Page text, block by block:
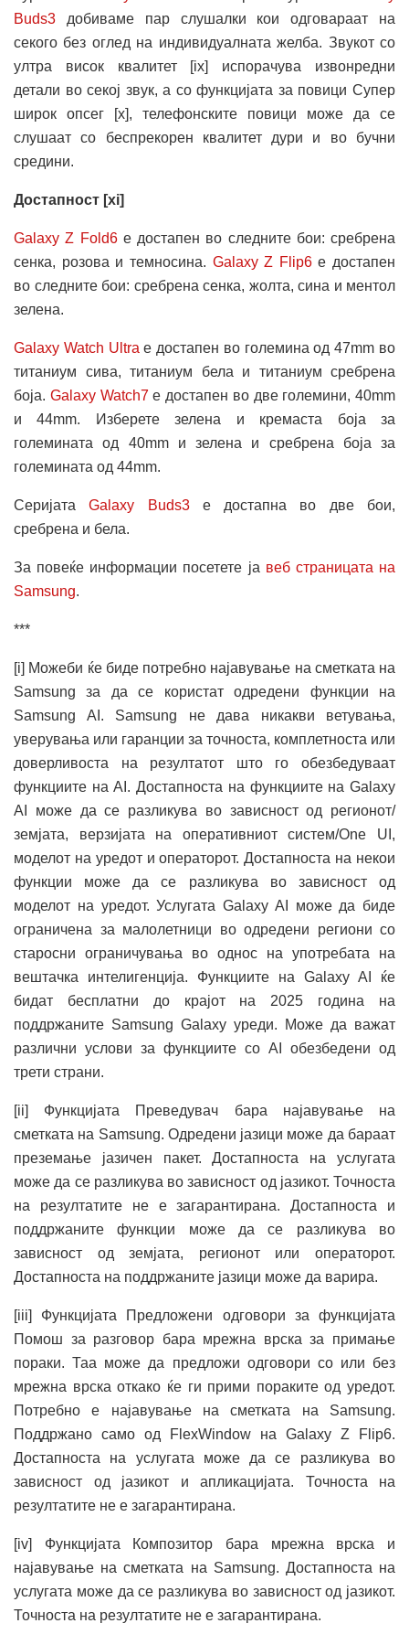
Buds3 добиваме пар слушалки кои одговараат на
секого без оглед на индивидуалната желба. Звукот со
ултра висок квалитет [ix] испорачува извонредни
детали во секој звук, а со функцијата за повици Супер
широк опсег [x], телефонските повици може да се
слушаат со беспрекорен квалитет дури и во бучни
средини.
Достапност [xi]
Galaxy Z Fold6е достапен во следните бои: сребрена
сенка, розова и темносина. Galaxy Z Flip6е достапен
во следните бои: сребрена сенка, жолта, сина и ментол
зелена.
Galaxy Watch Ultra е достапен во големина од 47mm во
титаниум сива, титаниум бела и титаниум сребрена
боја. Galaxy Watch7 е достапен во две големини, 40mm
и 44mm. Изберете зелена и кремаста боја за
големината од 40mm и зелена и сребрена боја за
големината од 44mm.
СеријатаGalaxy Buds3е достапна во две бои,
сребрена и бела.
За повеќе информации посетете ја веб страницата на
Samsung.
***
[i] Можеби ќе биде потребно најавување на сметката на
Samsung за да се користат одредени функции на
Samsung AI. Samsung не дава никакви ветувања,
уверувања или гаранции за точноста, комплетноста или
доверливоста на резултатот што го обезбедуваат
функциите на AI. Достапноста на функциите на Galaxy
AI може да се разликува во зависност од регионот/
земјата, верзијата на оперативниот систем/One UI,
моделот на уредот и операторот. Достапноста на некои
функции може да се разликува во зависност од
моделот на уредот. Услугата Galaxy AI може да биде
ограничена за малолетници во одредени региони со
старосни ограничувања во однос на употребата на
вештачка интелигенција. Функциите на Galaxy AI ќе
бидат бесплатни до крајот на 2025 година на
поддржаните Samsung Galaxy уреди. Може да важат
различни услови за функциите со AI обезбедени од
трети страни.
[ii] Функцијата Преведувач бара најавување на
сметката на Samsung. Одредени јазици може да бараат
преземање јазичен пакет. Достапноста на услугата
може да се разликува во зависност од јазикот. Точноста
на резултатите не е загарантирана. Достапноста и
поддржаните функции може да се разликува во
зависност од земјата, регионот или операторот.
Достапноста на поддржаните јазици може да варира.
[iii] Функцијата Предложени одговори за функцијата
Помош за разговор бара мрежна врска за примање
пораки. Таа може да предложи одговори со или без
мрежна врска откако ќе ги прими пораките од уредот.
Потребно е најавување на сметката на Samsung.
Поддржано само од FlexWindow на Galaxy Z Flip6.
Достапноста на услугата може да се разликува во
зависност од јазикот и апликацијата. Точноста на
резултатите не е загарантирана.
[iv] Функцијата Композитор бара мрежна врска и
најавување на сметката на Samsung. Достапноста на
услугата може да се разликува во зависност од јазикот.
Точноста на резултатите не е загарантирана.